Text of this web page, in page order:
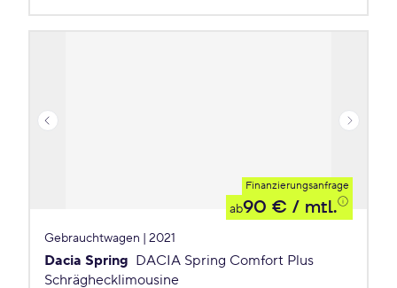
Finanzierungsanfrage
ab90 € / mtl.
Gebrauchtwagen | 2021
Dacia Spring DACIA Spring Comfort Plus
Schräghecklimousine